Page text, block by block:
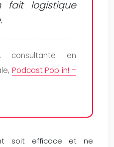
fait logistique
consultante en
Podcast Pop in! –
soit efficace et ne